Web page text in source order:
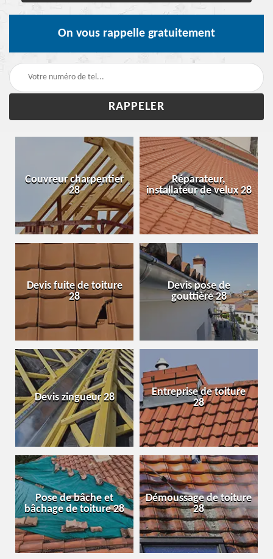
On vous rappelle gratuitement
Couvreur charpentier
28
Réparateur,
installateur de velux 28
Devis fuite de toiture
28
Devis pose de
gouttière 28
Devis zingueur 28
Entreprise de toiture
28
Pose de bâche et
bâchage de toiture 28
Démoussage de toiture
28